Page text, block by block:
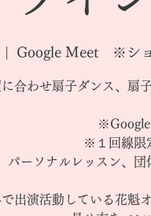
Google Meet ※ショ
に合わせ扇子ダンス、扇
※Google
※１回線限
パーソナルレッスン、
で出演活動している花魁